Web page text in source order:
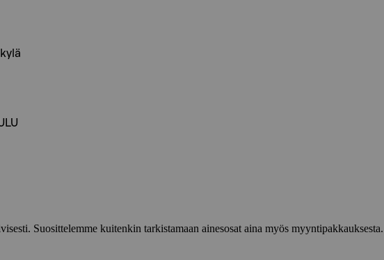
Suosittelemme kuitenkin tarkistamaan ainesosat aina myös myyntipakkauksesta.